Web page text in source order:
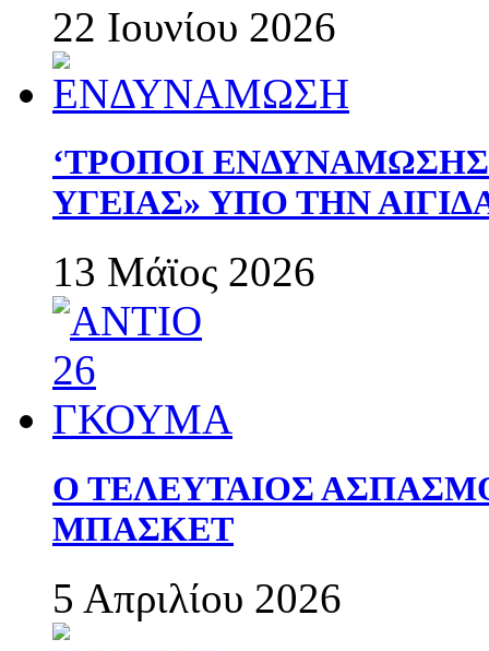
22 Ιουνίου 2026
‘ΤΡΟΠΟΙ
ΥΓΕΙΑΣ» ΥΠΟ ΤΗΝ
13 Μάϊος 2026
Ο ΤΕΛΕΥΤΑΙΟΣ
ΜΠΑΣΚΕΤ
5 Απριλίου 2026